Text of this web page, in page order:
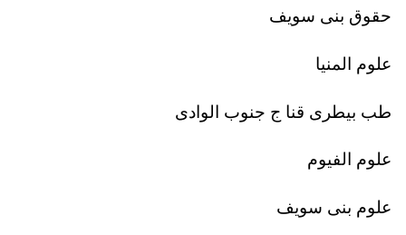
حقوق بنى سويف
علوم المنيا
طب بيطرى قنا ج جنوب الوادى
علوم الفيوم
علوم بنى سويف